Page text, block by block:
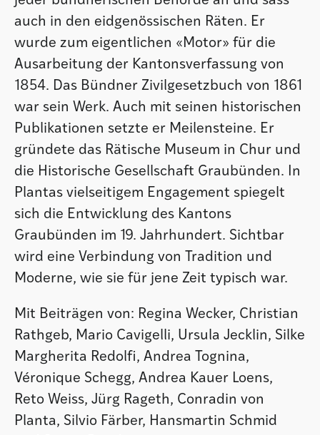
auch in den eidgenössischen Räten. Er
wurde zum eigentlichen «Motor» für die
Ausarbeitung der Kantonsverfassung von
1854. Das Bündner Zivilgesetzbuch von 1861
war sein Werk. Auch mit seinen historischen
Publikationen setzte er Meilensteine. Er
gründete das Rätische Museum in Chur und
die Historische Gesellschaft Graubünden. In
Plantas vielseitigem Engagement spiegelt
sich die Entwicklung des Kantons
Graubünden im 19. Jahrhundert. Sichtbar
wird eine Verbindung von Tradition und
Moderne, wie sie für jene Zeit typisch war.
Mit Beiträgen von: Regina Wecker, Christian
Rathgeb, Mario Cavigelli, Ursula Jecklin, Silke
Margherita Redolfi, Andrea Tognina,
Véronique Schegg, Andrea Kauer Loens,
Reto Weiss, Jürg Rageth, Conradin von
Planta, Silvio Färber, Hansmartin Schmid